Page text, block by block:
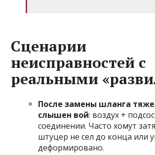
Сценарии
неисправностей с
реальными
После замены шланга
слышен вой: воздух +
соединении. Часто хомут
штуцер не сел до конца или
деформировано.